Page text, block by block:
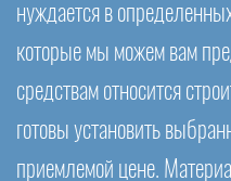
нуждается в
которые мы можем вам
средствам относится
готовы установить
приемлемой цене.